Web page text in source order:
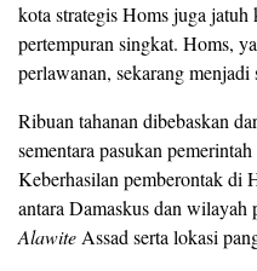
kota strategis Homs juga jatuh
pertempuran singkat. Homs,
perlawanan, sekarang
Ribuan tahanan dibebaskan
sementara pasukan
Keberhasilan pemberontak di
antara Damaskus dan wilayah
AlawiteAssad serta lokasi